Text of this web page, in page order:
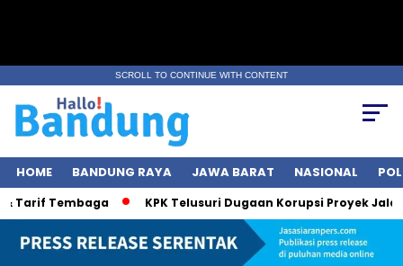
SCROLL TO CONTINUE WITH CONTENT
HOME BANDUNG RAYA JAWA BARAT NASIONAL
Tembaga KPK Telusuri Dugaan Korupsi Proyek Jalan,